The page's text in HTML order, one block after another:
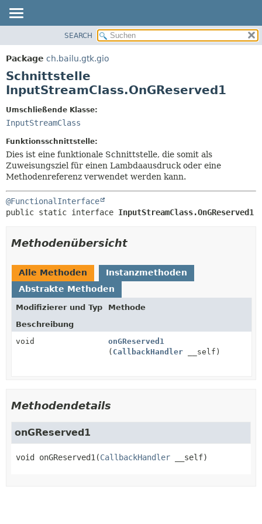
PACKAGE
KLASSE
BAUM
INDEX
KONSTRUKTOR
METHODE
SEARCH
Package ch.bailu.gtk.gio
Schnittstelle
InputStreamClass.OnGReserved1
Umschließende Klasse:
InputStreamClass
Funktionsschnittstelle:
Dies ist eine funktionale Schnittstelle, die somit als
Zuweisungsziel für einen Lambdaausdruck oder eine
Methodenreferenz verwendet werden kann.
@FunctionalInterface
public static interface InputStreamClass.OnGReserved1
Methodenübersicht
Alle Methoden
Instanzmethoden
Abstrakte Methoden
Modifizierer und Typ
Methode
Beschreibung
void
onGReserved1
( CallbackHandler __self)
Methodendetails
onGReserved1
void onGReserved1 (CallbackHandler __self)